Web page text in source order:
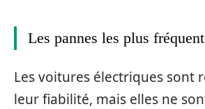
Les pannes les plus
Les voitures électriques sont
leur fiabilité, mais elles ne